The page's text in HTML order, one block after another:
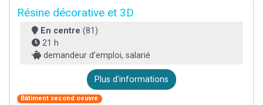
Résine décorative et 3D
En centre (81)
21 h
demandeur d’emploi, salarié
Plus d'informations
Bâtiment second oeuvre